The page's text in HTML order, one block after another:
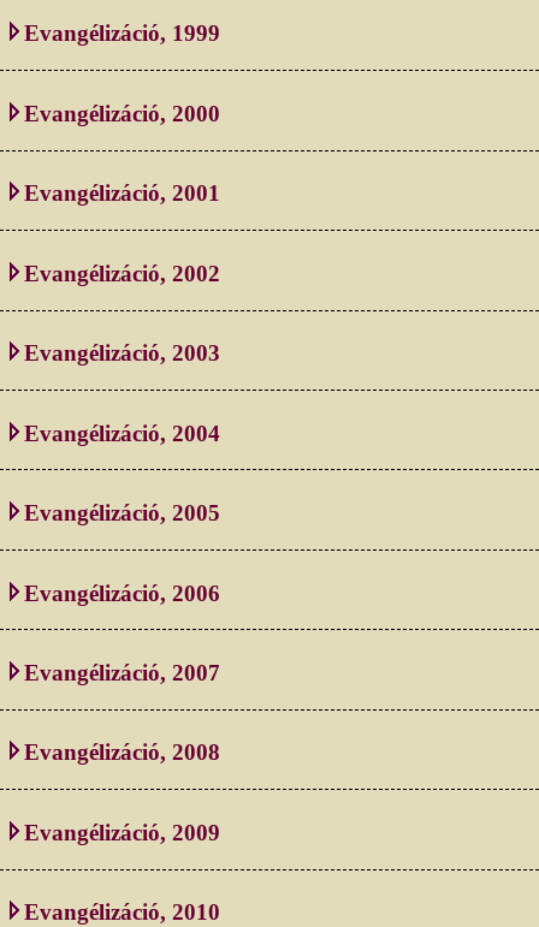
Evangélizáció, 1999
Evangélizáció, 2000
Evangélizáció, 2001
Evangélizáció, 2002
Evangélizáció, 2003
Evangélizáció, 2004
Evangélizáció, 2005
Evangélizáció, 2006
Evangélizáció, 2007
Evangélizáció, 2008
Evangélizáció, 2009
Evangélizáció, 2010